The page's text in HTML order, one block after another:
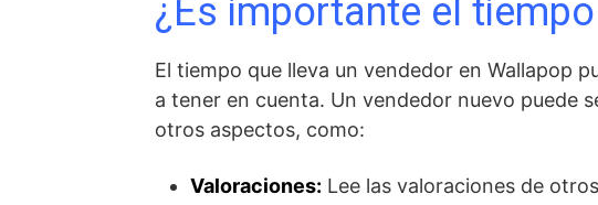
¿Es importante el
El tiempo que lleva un vendedor en Wallapop
a tener en cuenta. Un vendedor nuevo puede
otros aspectos, como:
Valoraciones: Lee las valoraciones de